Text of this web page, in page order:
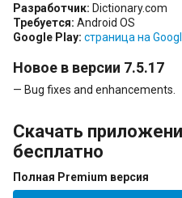
Разработчик: Dictionary.com
Требуется: Android OS
Google Play: страница на
Новое в версии 7.5.17
— Bug fixes and enhancements.
Скачать
бесплатно
Полная Premium версия